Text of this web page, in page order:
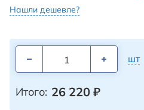
Нашли дешевле?
шт
Итого: 26 220 ₽